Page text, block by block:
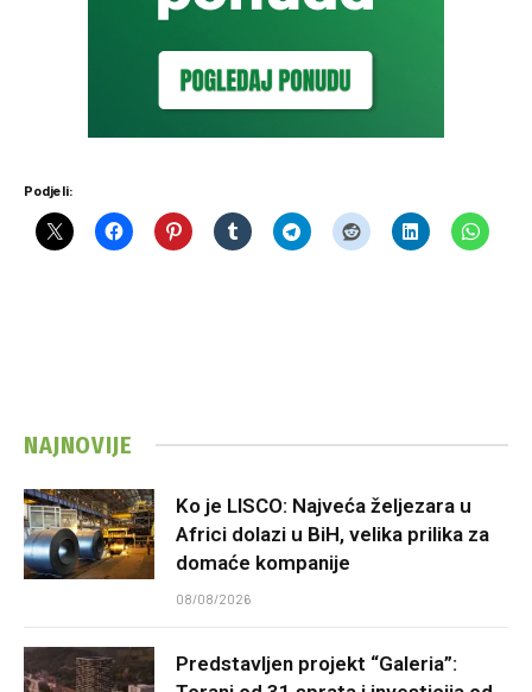
Podjeli:
NAJNOVIJE
Ko je LISCO: Najveća željezara u
Africi dolazi u BiH, velika prilika za
domaće kompanije
08/08/2026
Predstavljen projekt “Galeria”: